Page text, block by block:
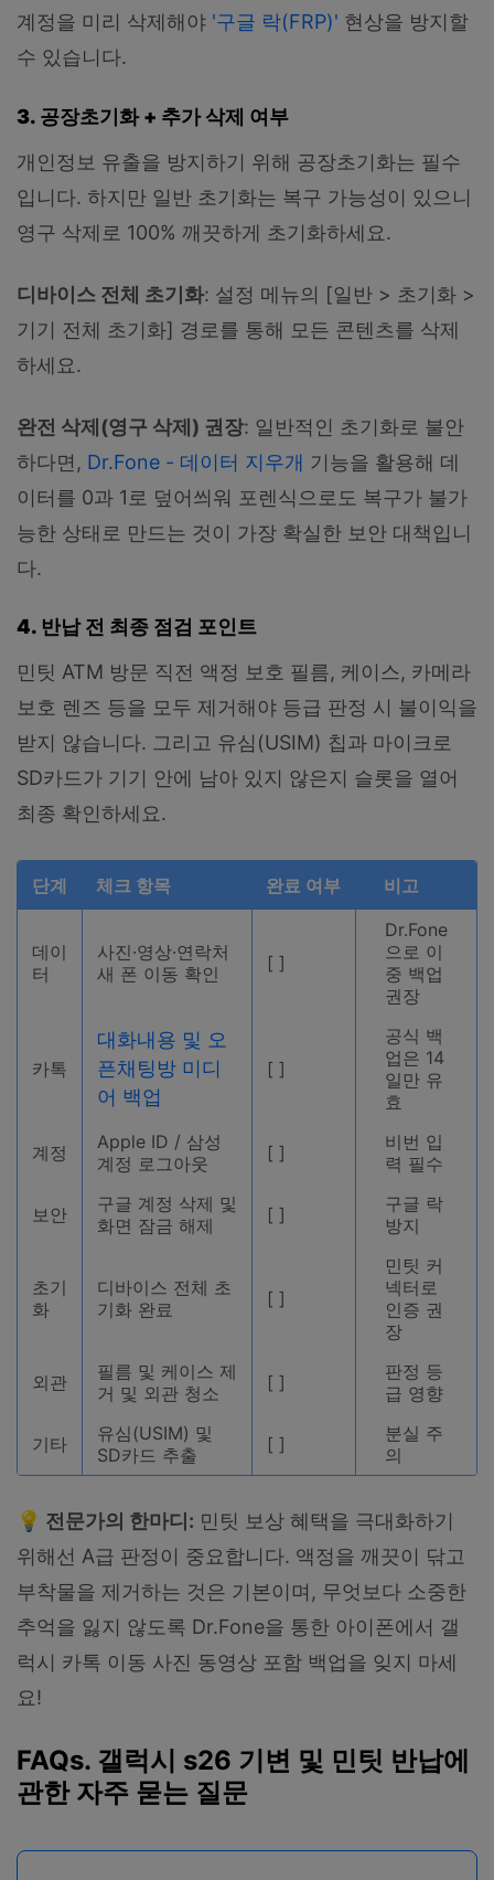
계정을 미리 삭제해야 '구글 락(FRP)' 현상을 방지할
수 있습니다.
3. 공장초기화 + 추가 삭제 여부
개인정보 유출을 방지하기 위해 공장초기화는 필수
입니다. 하지만 일반 초기화는 복구 가능성이 있으니
영구 삭제로 100% 깨끗하게 초기화하세요.
디바이스 전체 초기화: 설정 메뉴의 [일반 > 초기화 >
기기 전체 초기화] 경로를 통해 모든 콘텐츠를 삭제
하세요.
완전 삭제(영구 삭제) 권장: 일반적인 초기화로 불안
하다면, Dr.Fone - 데이터 지우개 기능을 활용해 데
이터를 0과 1로 덮어씌워 포렌식으로도 복구가 불가
능한 상태로 만드는 것이 가장 확실한 보안 대책입니
다.
4. 반납 전 최종 점검 포인트
민팃 ATM 방문 직전 액정 보호 필름, 케이스, 카메라
보호 렌즈 등을 모두 제거해야 등급 판정 시 불이익을
받지 않습니다. 그리고 유심(USIM) 칩과 마이크로
SD카드가 기기 안에 남아 있지 않은지 슬롯을 열어
최종 확인하세요.
단계 체크 항목 완료 여부 비고
데이
터
사진·영상·연락처
새 폰 이동 확인
[ ]
Dr.Fone
으로 이
중 백업
권장
카톡
대화내용 및 오
픈채팅방 미디
어 백업
[ ]
공식 백
업은 14
일만 유
효
계정
Apple ID / 삼성
계정 로그아웃
[ ]
비번 입
력 필수
보안
구글 계정 삭제 및
화면 잠금 해제
[ ]
구글 락
방지
초기
화
디바이스 전체 초
기화 완료
[ ]
민팃 커
넥터로
인증 권
장
외관
필름 및 케이스 제
거 및 외관 청소
[ ]
판정 등
급 영향
기타
유심(USIM) 및
SD카드 추출
[ ]
분실 주
의
💡 전문가의 한마디: 민팃 보상 혜택을 극대화하기
위해선 A급 판정이 중요합니다. 액정을 깨끗이 닦고
부착물을 제거하는 것은 기본이며, 무엇보다 소중한
추억을 잃지 않도록 Dr.Fone을 통한 아이폰에서 갤
럭시 카톡 이동 사진 동영상 포함 백업을 잊지 마세
요!
FAQs. 갤럭시 s26 기변 및 민팃 반납에
관한 자주 묻는 질문